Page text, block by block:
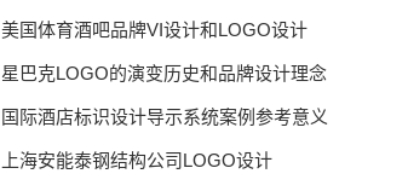
美国体育酒吧品牌VI设计和LOGO设计
星巴克LOGO的演变历史和品牌设计理念
国际酒店标识设计导示系统案例参考意义
上海安能泰钢结构公司LOGO设计